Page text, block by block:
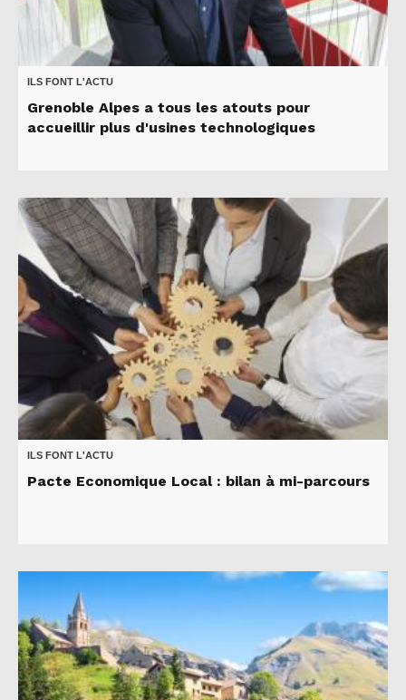
ILS FONT L'ACTU
Grenoble Alpes a tous les atouts pour
accueillir plus d'usines technologiques
ILS FONT L'ACTU
Pacte Economique Local : bilan à mi-parcours